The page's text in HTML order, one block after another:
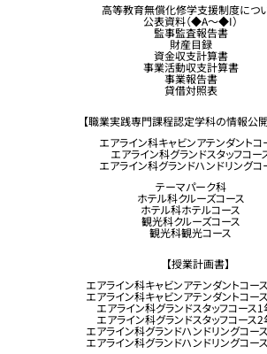
高等教育無償化修学支援制度につ
公表資料（◆A～◆I）
監事監査報告書
財産目録
資金収支計算書
事業活動収支計算書
事業報告書
貸借対照表
【職業実践専門課程認定学科の情報公開
エアライン科キャビンアテンダントコ
エアライン科グランドスタッフコー
エアライン科グランドハンドリングコ
テーマパーク科
ホテル科クルーズコース
ホテル科ホテルコース
観光科クルーズコース
観光科観光コース
【授業計画書】
エアライン科キャビンアテンダントコー
エアライン科キャビンアテンダントコー
エアライン科グランドスタッフコース
エアライン科グランドスタッフコース
エアライン科グランドハンドリングコー
エアライン科グランドハンドリングコー